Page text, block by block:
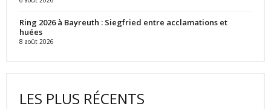
Ring 2026 à Bayreuth : Siegfried entre acclamations et
huées
8 août 2026
LES PLUS RÉCENTS